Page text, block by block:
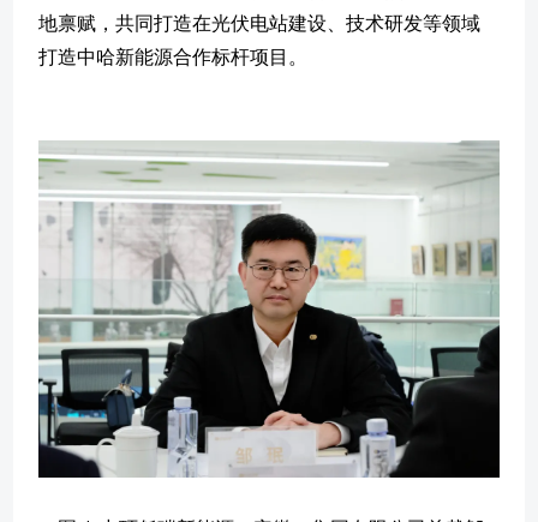
地禀赋，共同打造在光伏电站建设、技术研发等领域
打造中哈新能源合作标杆项目。